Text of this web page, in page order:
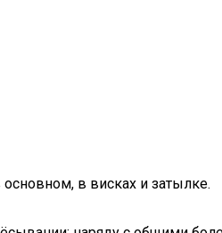
основном, в висках и затылке.